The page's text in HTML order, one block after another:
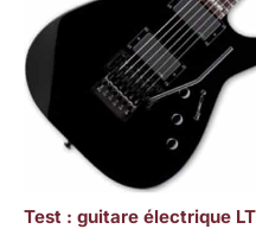
Test : guitare électrique